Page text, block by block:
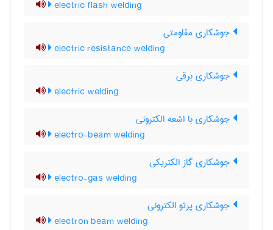
electric flash welding
جوشکاری مقاومتی
electric resistance welding
جوشکاری برقی
electric welding
جوشکاری با اشعه الکترونی
electro-beam welding
جوشکاری گاز الکتریکی
electro-gas welding
جوشکاری پرتو الکترونی
electron beam welding